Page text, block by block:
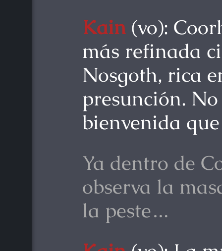
Kain (vo):
más refinada
Nosgoth, rica
presunción.
bienvenida
Ya dentro de
observa la
la peste…